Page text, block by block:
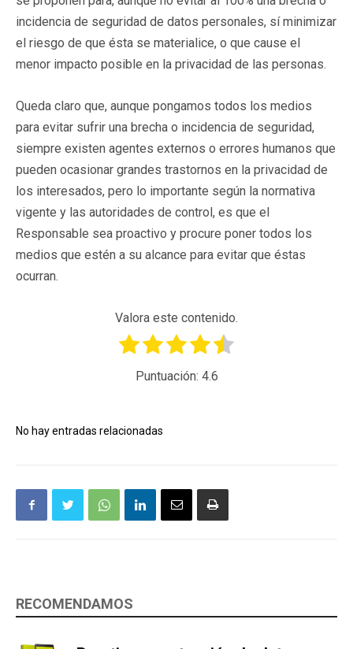
incidencia de seguridad de datos personales, sí minimizar
el riesgo de que ésta se materialice, o que cause el
menor impacto posible en la privacidad de las personas.
Queda claro que, aunque pongamos todos los medios
para evitar sufrir una brecha o incidencia de seguridad,
siempre existen agentes externos o errores humanos que
pueden ocasionar grandes trastornos en la privacidad de
los interesados, pero lo importante según la normativa
vigente y las autoridades de control, es que el
Responsable sea proactivo y procure poner todos los
medios que estén a su alcance para evitar que éstas
ocurran.
Valora este contenido.
Puntuación: 4.6
No hay entradas relacionadas
RECOMENDAMOS